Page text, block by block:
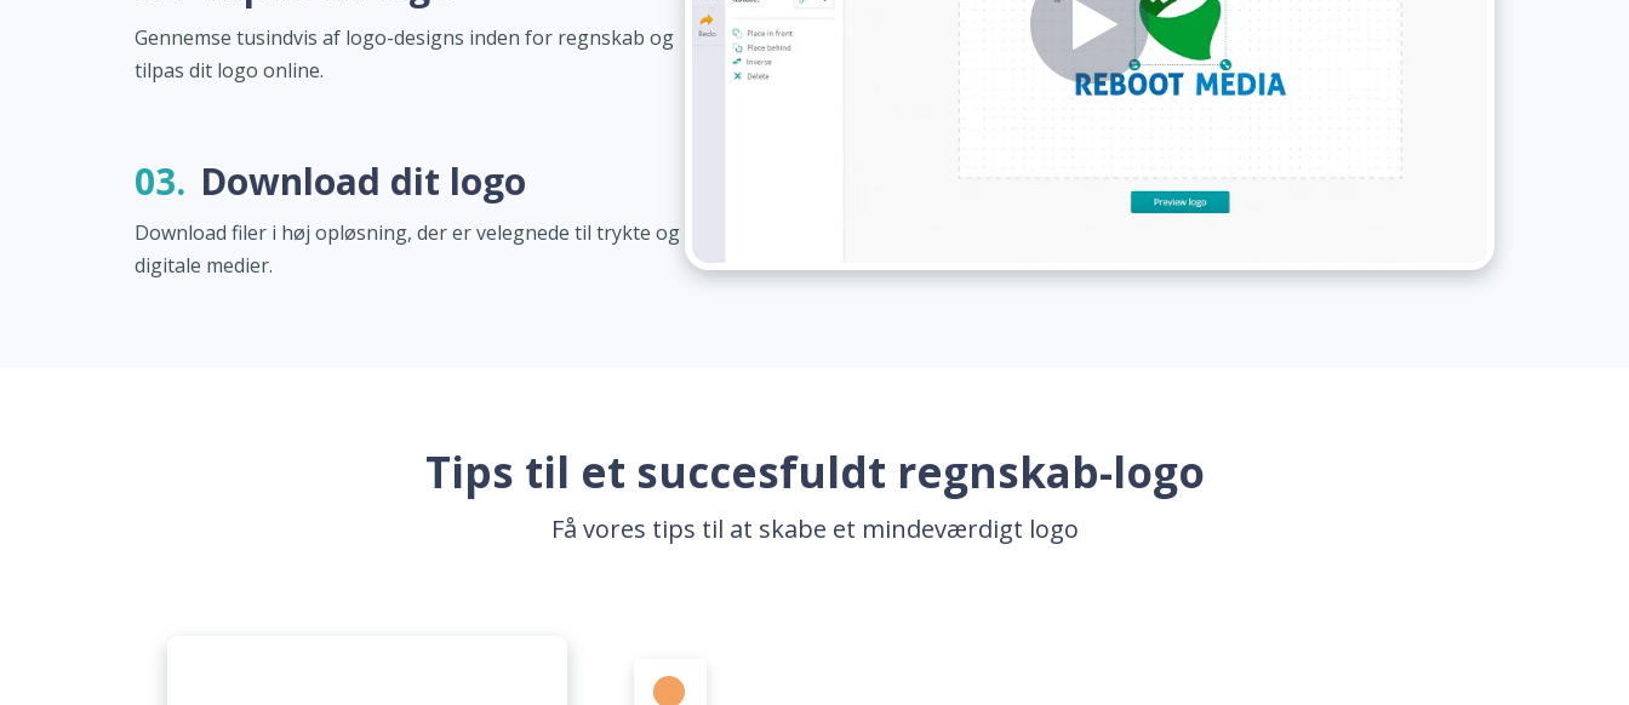
Gennemse tusindvis af logo-designs inden for regnskab og
tilpas dit logo online.
03. Download dit logo
Download filer i høj opløsning, der er velegnede til trykte og
digitale medier.
Tips til et succesfuldt regnskab-logo
Få vores tips til at skabe et mindeværdigt logo